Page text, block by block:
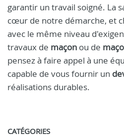
garantir un travail soigné. La
cœur de notre démarche, et
avec le même niveau
travaux de maçon ou de
pensez à faire appel à une
capable de vous fournir un
réalisations durables.
CATÉGORIES